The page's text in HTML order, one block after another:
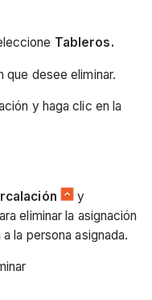
Tableros.
que desee eliminar.
y haga clic en la
y
eliminar la asignación
la persona asignada.